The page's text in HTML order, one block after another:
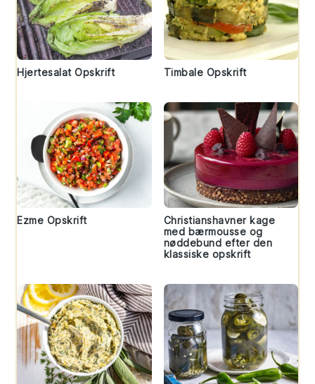
Hjertesalat Opskrift Timbale Opskrift
Ezme Opskrift
Christianshavner kage
med bærmousse og
nøddebund efter den
klassiske opskrift